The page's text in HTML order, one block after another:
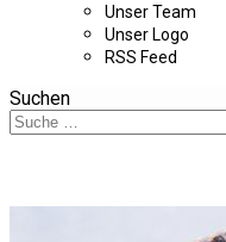
Unser Team
Unser Logo
RSS Feed
Suchen